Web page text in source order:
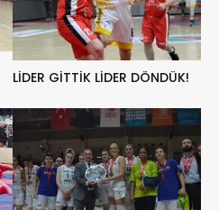
LİDER GİTTİK LİDER DÖNDÜK!